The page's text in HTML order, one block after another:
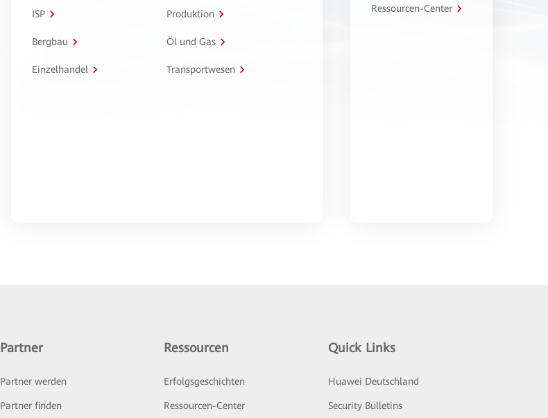
ISP Produktion
Bergbau Öl und Gas
Einzelhandel Transportwesen
Ressourcen-Center
Partner
Partner werden
Partner finden
Ressourcen
Erfolgsgeschichten
Ressourcen-Center
Quick Links
Huawei Deutschland
Security Bulletins